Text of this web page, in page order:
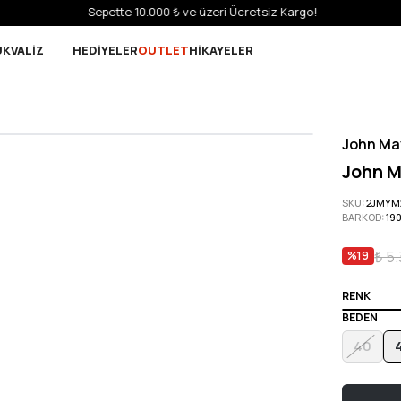
Sepette 10.000 ₺ ve üzeri Ücretsiz Kargo!
VALİZ HEDİYELEROUTLETHİKAYELER
John
John
SKU:
BARKOD:
%19 ₺
RENK
BEDEN
40